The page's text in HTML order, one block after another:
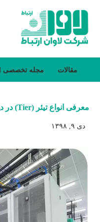
مقالات مجله تخصصی R&M
معرفی انواع تیئر (Tier) در دیتاسنتر | Tier I تا TierIV
دی ۹, ۱۳۹۸